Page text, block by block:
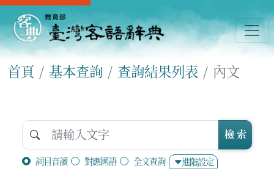
首頁 基本查詢 查詢結果列表 內文
詞目音讀 對應國語 全文查詢 進階設定
檢 索